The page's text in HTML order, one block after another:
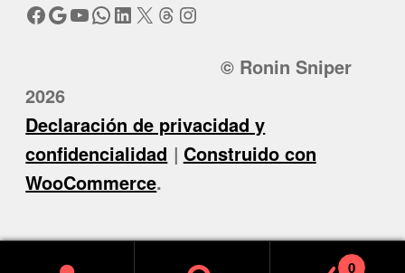
Facebook
Google
YouTube
WhatsApp
LinkedIn
X Threads
Instagram
© Ronin Sniper
2026
Declaración de privacidad y
confidencialidad
Construido con
WooCommerce.
0